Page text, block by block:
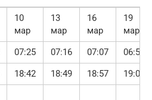
10
мар
13
мар
16
мар
19
мар
07:25 07:16 07:07
06:58
18:42 18:49 18:57 19:04